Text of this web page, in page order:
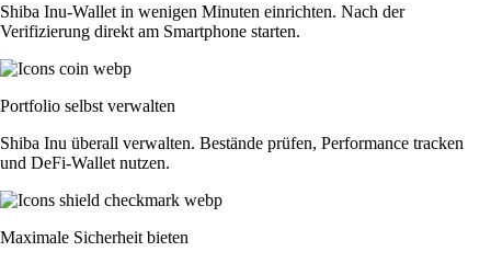
Shiba Inu-Wallet in wenigen Minuten einrichten. Nach der
Verifizierung direkt am Smartphone starten.
Portfolio selbst verwalten
Shiba Inu überall verwalten. Bestände prüfen, Performance tracken
und DeFi-Wallet nutzen.
Maximale Sicherheit bieten